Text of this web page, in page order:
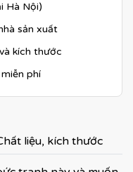
Hà Nội)
sản xuất
kích thước
phí
liệu, kích thước